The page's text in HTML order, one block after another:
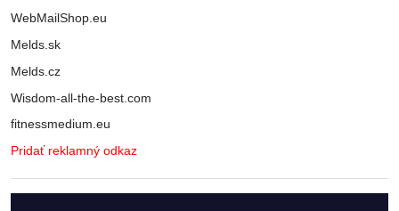
WebMailShop.eu
Melds.sk
Melds.cz
Wisdom-all-the-best.com
fitnessmedium.eu
Pridať reklamný odkaz